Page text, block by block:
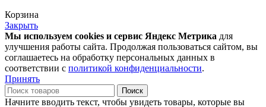
Корзина
Закрыть
Мы используем cookies и сервис Яндекс Метрика для
улучшения работы сайта. Продолжая пользоваться сайтом, вы
соглашаетесь на обработку персональных данных в
соответствии с политикой конфиденциальности.
Принять
Поиск
Начните вводить текст, чтобы увидеть товары, которые вы